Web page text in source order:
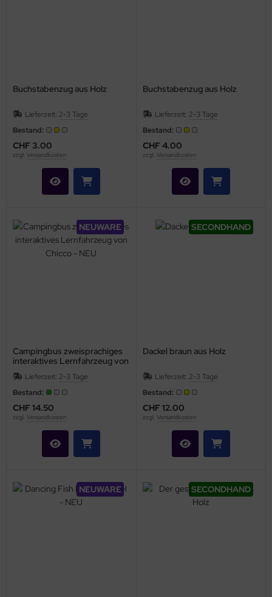
Buchstabenzug aus Holz
Lieferzeit: 2-3 Tage
Bestand:
CHF 3.00
zzgl. Versandkosten
Buchstabenzug aus Holz
Lieferzeit: 2-3 Tage
Bestand:
CHF 4.00
zzgl. Versandkosten
NEUWARE
Campingbus zweisprachiges
interaktives Lernfahrzeug von
Chicco - NEU
Lieferzeit: 2-3 Tage
Bestand:
CHF 14.50
zzgl. Versandkosten
SECONDHAND
Dackel braun aus Holz
Lieferzeit: 2-3 Tage
Bestand:
CHF 12.00
zzgl. Versandkosten
NEUWARE SECONDHAND